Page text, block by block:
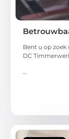
Bent u op
DC